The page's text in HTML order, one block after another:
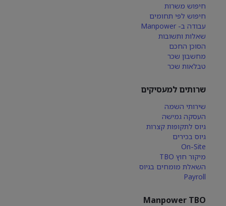
חיפוש משרות
חיפוש לפי תחומים
עבודה ב- Manpower
שאלות ותשובות
הסוכן החכם
מחשבון שכר
טבלאות שכר
שרותים למעסיקים
שירותי השמה
העסקה גמישה
גיוס לתקופות קצרות
גיוס בכירים
On-Site
מיקור חוץ TBO
השאלת מומחים בגיוס
Payroll
Manpower TBO